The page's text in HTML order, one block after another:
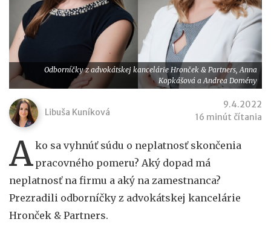
Odborníčky z advokátskej kancelárie Hronček & Partners, Anna
Kopkášová a Andrea Domény
Libuša Kuníková
9.4.2022
16 minút čítania
Ako sa vyhnúť súdu o neplatnosť skončenia
pracovného pomeru? Aký dopad má
neplatnosť na firmu a aký na zamestnanca?
Prezradili odborníčky z advokátskej kancelárie
Hronček & Partners.